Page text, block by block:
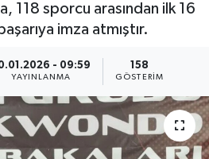
118 sporcu arasından ilk 16
imza atmıştır.
- 09:59
YAYINLANMA
158
GÖSTERIM